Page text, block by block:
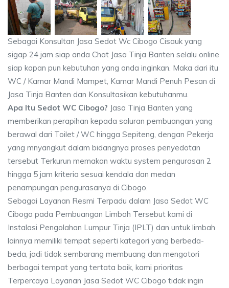
Sebagai Konsultan Jasa Sedot Wc Cibogo Cisauk yang
sigap 24 jam siap anda Chat Jasa Tinja Banten selalu online
siap kapan pun kebutuhan yang anda inginkan. Maka dari itu
WC / Kamar Mandi Mampet, Kamar Mandi Penuh Pesan di
Jasa Tinja Banten dan Konsultasikan kebutuhanmu.
Apa Itu Sedot WC Cibogo? Jasa Tinja Banten yang
memberikan perapihan kepada saluran pembuangan yang
berawal dari Toilet / WC hingga Sepiteng, dengan Pekerja
yang mnyangkut dalam bidangnya proses penyedotan
tersebut Terkurun memakan waktu system pengurasan 2
hingga 5 jam kriteria sesuai kendala dan medan
penampungan pengurasanya di Cibogo.
Sebagai Layanan Resmi Terpadu dalam Jasa Sedot WC
Cibogo pada Pembuangan Limbah Tersebut kami di
Instalasi Pengolahan Lumpur Tinja (IPLT) dan untuk limbah
lainnya memiliki tempat seperti kategori yang berbeda-
beda, jadi tidak sembarang membuang dan mengotori
berbagai tempat yang tertata baik, kami prioritas
Terpercaya Layanan Jasa Sedot WC Cibogo tidak ingin